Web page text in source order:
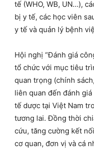
tế (WHO, WB, UN…),
bị y tế, các học viên
y tế và quản lý bệnh
Hội nghị “Đánh giá
tổ chức với mục tiêu
quan trọng (chính
liên quan đến đánh
tế dược tại Việt Nam
tương lai. Đồng thời
cứu, tăng cường kết
cơ quan, đơn vị và cá